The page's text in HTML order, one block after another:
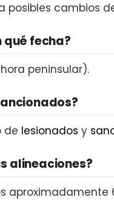
posibles cambios
qué fecha?
peninsular).
de lesionados y
alineaciones?
aproximadamente